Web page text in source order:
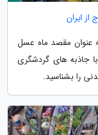
ایران
عنوان مقصد ماه عسل
جاذبه های گردشگری
را بشناسید.